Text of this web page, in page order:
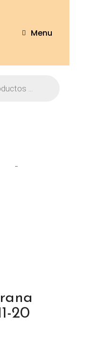
Menu
20